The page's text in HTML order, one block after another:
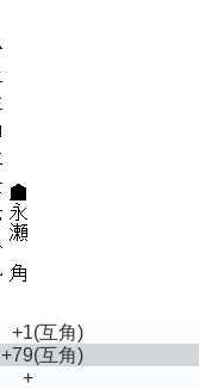
+1(互角)
+79(互角)
+